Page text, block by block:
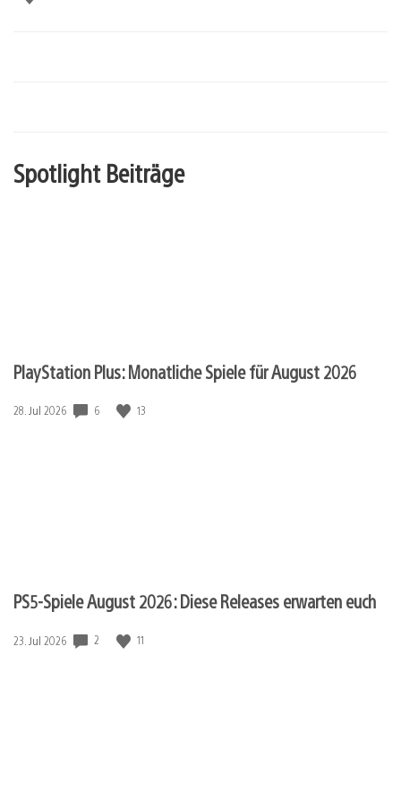
Spotlight Beiträge
PlayStation Plus: Monatliche Spiele für August 2026
Veröffentlichungsdatum:
28. Jul 2026 6 13
PS5-Spiele August 2026: Diese Releases erwarten euch
Veröffentlichungsdatum:
23. Jul 2026 2 11